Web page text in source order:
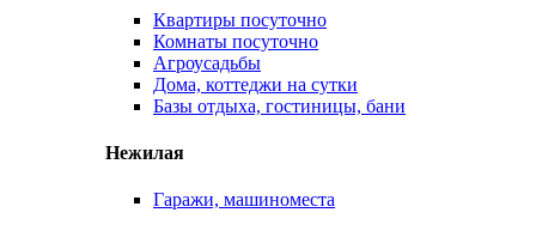
Квартиры посуточно
Комнаты посуточно
Агроусадьбы
Дома, коттеджи на сутки
Базы отдыха, гостиницы, бани
Нежилая
Гаражи, машиноместа